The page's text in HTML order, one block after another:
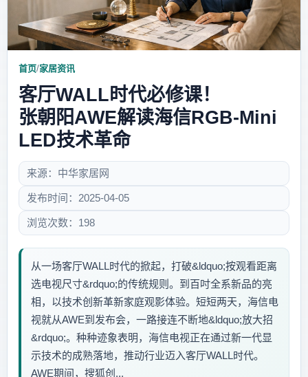
家装攻略 创意家居
首页/家居资讯
客厅WALL时代必修课！
张朝阳AWE解读海信RGB-Mini
LED技术革命
来源：中华家居网
发布时间：2025-04-05
浏览次数：198
从一场客厅WALL时代的掀起，打破&ldquo;按观看距离
选电视尺寸&rdquo;的传统规则。到百吋全系新品的亮
相，以技术创新革新家庭观影体验。短短两天，海信电
视就从AWE到发布会，一路接连不断地&ldquo;放大招
&rdquo;。种种迹象表明，海信电视正在通过新一代显
示技术的成熟落地，推动行业迈入客厅WALL时代。
AWE期间，搜狐创...